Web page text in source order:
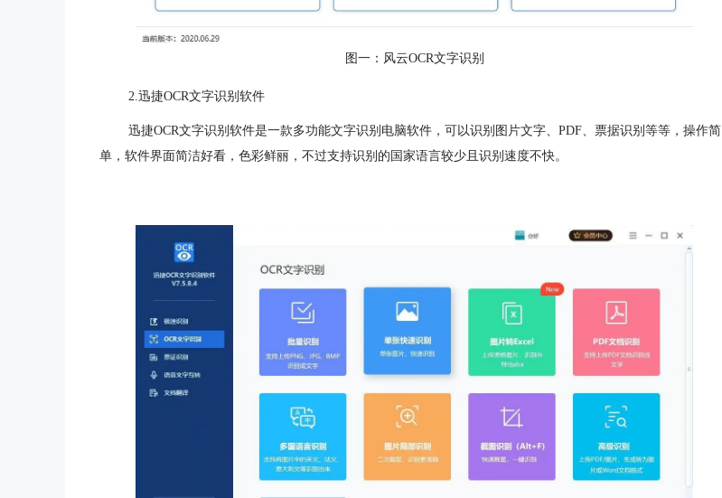
图一：风云OCR文字识别
2.迅捷OCR文字识别软件
迅捷OCR文字识别软件是一款多功能文字识别电脑软件，可以识别图片文字、PDF、票据识别等等，操作简
单，软件界面简洁好看，色彩鲜丽，不过支持识别的国家语言较少且识别速度不快。